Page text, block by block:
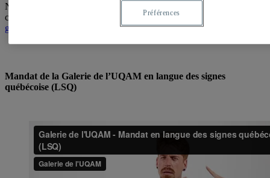
N’hésitez pas à nous contacter par courriel si vous avez des
commentaires ou des besoins spécifiques à cet égard.
galerie@uqam.ca
Mandat de la Galerie de l’UQAM en langue des signes
québécoise (LSQ)
Préférences